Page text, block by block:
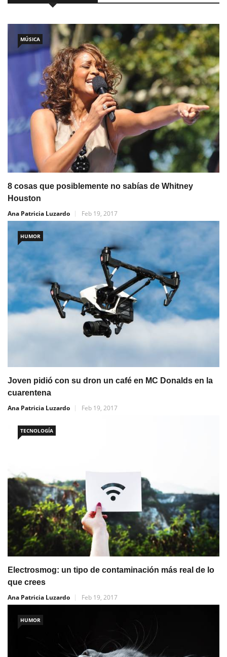
MÚSICA
8 cosas que posiblemente no sabías de Whitney
Houston
Ana Patricia Luzardo
Feb 19, 2017
HUMOR
Joven pidió con su dron un café en MC Donalds en la
cuarentena
Ana Patricia Luzardo
Feb 19, 2017
TECNOLOGÍA
Electrosmog: un tipo de contaminación más real de lo
que crees
Ana Patricia Luzardo
Feb 19, 2017
HUMOR